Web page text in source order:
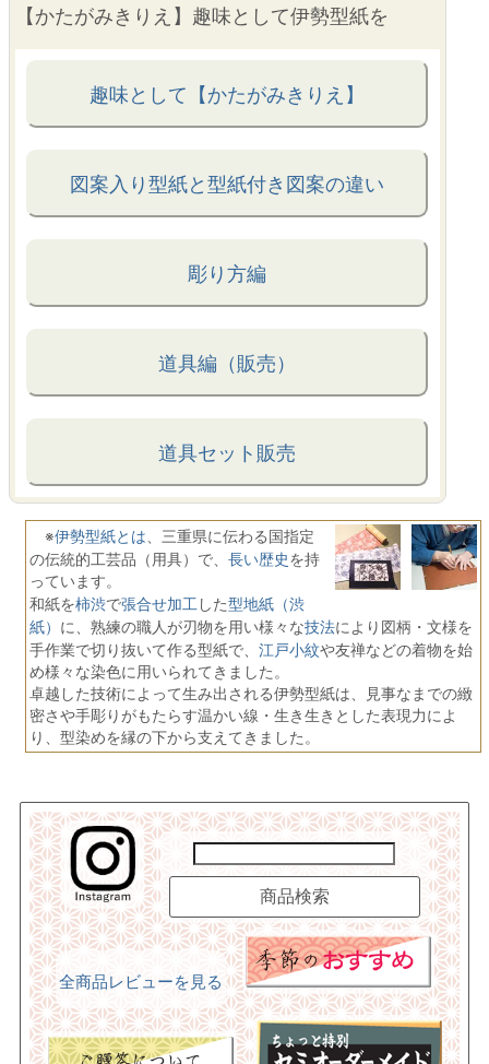
【かたがみきりえ】趣味として伊勢型紙を
趣味として【かたがみきりえ】
図案入り型紙と型紙付き図案の違い
彫り方編
道具編（販売）
道具セット販売
※伊勢型紙とは 、三重県に伝わる国指定
の伝統的工芸品（用具）で、 長い歴史を持
っています。
和紙を柿渋で張合せ加工 した型地紙（渋
紙） に、熟練の職人が刃物を用い様々な技法により図柄・文様を
手作業で切り抜いて作る型紙で、 江戸小紋や友禅などの着物を始
め様々な染色に用いられてきました。
卓越した技術によって生み出される伊勢型紙は、見事なまでの緻
密さや手彫りがもたらす温かい線・生き生きとした表現力によ
り、型染めを縁の下から支えてきました。
全商品レビューを見る